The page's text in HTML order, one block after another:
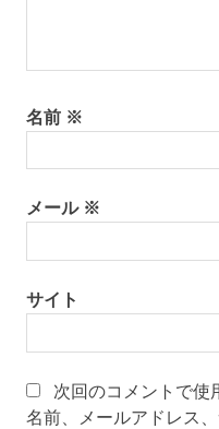
名前 ※
メール ※
サイト
次回のコメントで使
名前、メールアドレス